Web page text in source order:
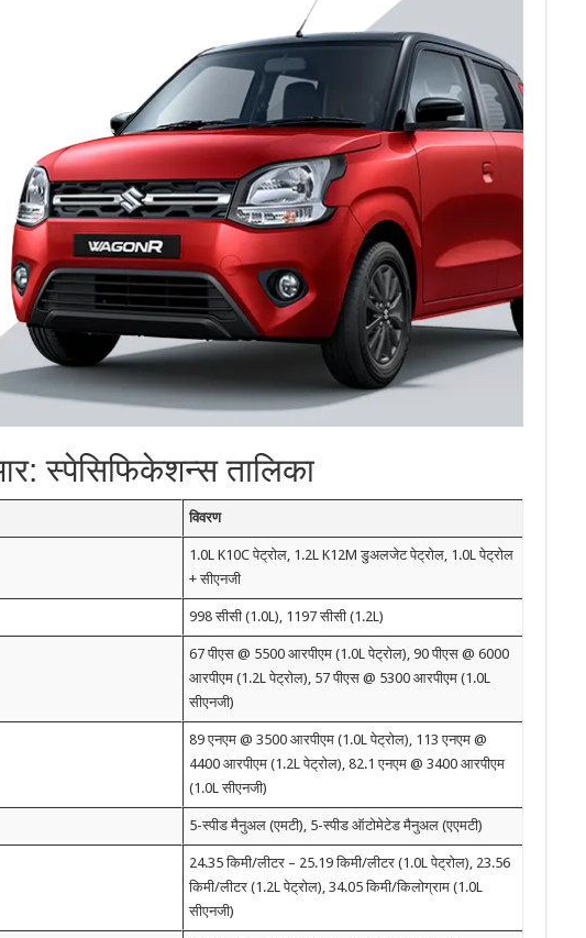
स्पेसिफिकेशन्स तालिका
विवरण
1.0L K10C पेट्रोल, 1.2L K12M डुअलजेट पेट्रोल, 1.0L पेट्रोल
+ सीएनजी
998 सीसी (1.0L), 1197 सीसी (1.2L)
67 पीएस @ 5500 आरपीएम (1.0L पेट्रोल), 90 पीएस @ 6000
आरपीएम (1.2L पेट्रोल), 57 पीएस @ 5300 आरपीएम (1.0L
सीएनजी)
89 एनएम @ 3500 आरपीएम (1.0L पेट्रोल), 113 एनएम @
4400 आरपीएम (1.2L पेट्रोल), 82.1 एनएम @ 3400 आरपीएम
(1.0L सीएनजी)
5-स्पीड मैनुअल (एमटी), 5-स्पीड ऑटोमेटेड मैनुअल (एएमटी)
24.35 किमी/लीटर – 25.19 किमी/लीटर (1.0L पेट्रोल), 23.56
किमी/लीटर (1.2L पेट्रोल), 34.05 किमी/किलोग्राम (1.0L
सीएनजी)